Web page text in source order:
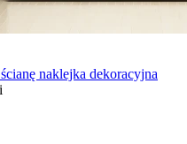
naklejka dekoracyjna